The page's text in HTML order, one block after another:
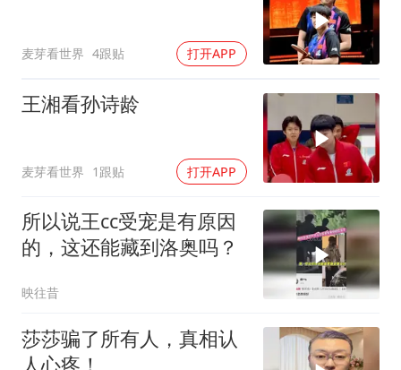
麦芽看世界 4跟贴 打开APP
王湘看孙诗龄
麦芽看世界 1跟贴 打开APP
所以说王cc受宠是有原因
的，这还能藏到洛奥吗？
映往昔
莎莎骗了所有人，真相认
人心疼！